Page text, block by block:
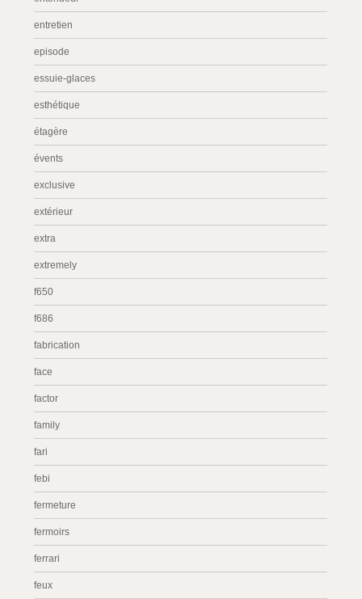
entretien
episode
essuie-glaces
esthétique
étagère
évents
exclusive
extérieur
extra
extremely
f650
f686
fabrication
face
factor
family
fari
febi
fermeture
fermoirs
ferrari
feux